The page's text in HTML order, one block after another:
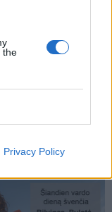
the
Privacy Policy
pranašystė:
Ukrainoje